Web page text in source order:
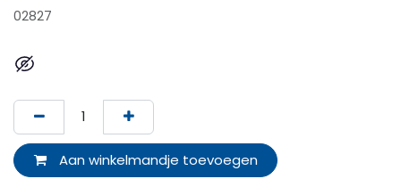
02827
Aan winkelmandje toevoegen